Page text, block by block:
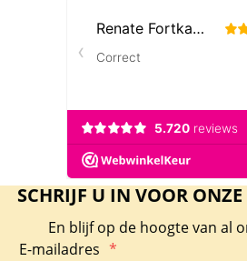
SCHRIJF U IN VOOR
En blijf op de hoogte van al
E-mailadres *